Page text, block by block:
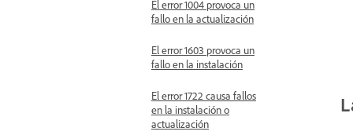
El error 1004 provoca un
fallo en la actualización
El error 1603 provoca un
fallo en la instalación
El error 1722 causa fallos
en la instalación o
actualización